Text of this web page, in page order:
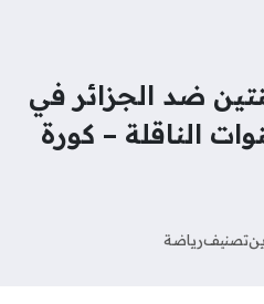
ضد الجزائر في
الناقلة – كورة
تصنيفرياضة